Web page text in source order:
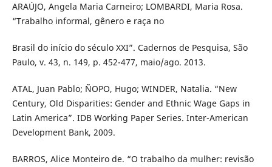
ARAÚJO, Angela Maria Carneiro; LOMBARDI, Maria Rosa.
“Trabalho informal, gênero e raça no
Brasil do início do século XXI”. Cadernos de Pesquisa, São
Paulo, v. 43, n. 149, p. 452-477, maio/ago. 2013.
ATAL, Juan Pablo; ÑOPO, Hugo; WINDER, Natalia. “New
Century, Old Disparities: Gender and Ethnic Wage Gaps in
Latin America”. IDB Working Paper Series. Inter-American
Development Bank, 2009.
BARROS, Alice Monteiro de. “O trabalho da mulher: revisão